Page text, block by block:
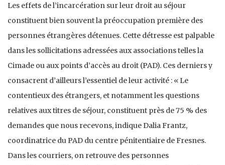
Les effets de l’incarcération sur leur droit au séjour
constituent bien souvent la préoccupation première des
personnes étrangères détenues. Cette détresse est palpable
dans les sollicitations adressées aux associations telles la
Cimade ou aux points d’accès au droit (PAD). Ces derniers y
consacrent d’ailleurs l’essentiel de leur activité : « Le
contentieux des étrangers, et notamment les questions
relatives aux titres de séjour, constituent près de 75 % des
demandes que nous recevons, indique Dalia Frantz,
coordinatrice du PAD du centre pénitentiaire de Fresnes.
Dans les courriers, on retrouve des personnes